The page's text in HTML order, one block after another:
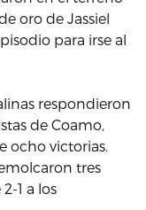
oro de Jassiel
para irse al
respondieron
de Coamo,
ocho victorias.
tres
1 a los